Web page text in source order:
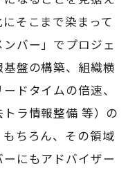
そこまで染まって
バー」でプロジェ
盤の構築、組織横
ドタイムの倍速、
ラ情報整備 等）の
ちろん、その領域
にもアドバイザー